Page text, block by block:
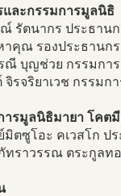
และกรรมการมูลนิธิ
รัตนากร ประธาน
าคุณ รองประธานก
ณี บุญช่วย กรรมกา
รจริยาเวช กรรมก
รมูลนิธิมายา โคตมี
มิตซูโอะ คเวสโก ป
ราวรรณ ตระกูลท